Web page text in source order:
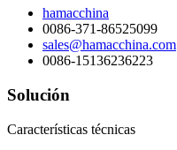
hamacchina
0086-371-86525099
sales@hamacchina.com
0086-15136236223
Solución
Características técnicas